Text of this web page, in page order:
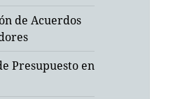
de Acuerdos
Presupuesto en